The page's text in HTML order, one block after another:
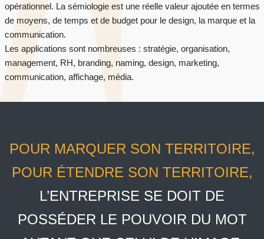
opérationnel. La sémiologie est une réelle valeur ajoutée en termes
de moyens, de temps et de budget pour le design, la marque et la
communication.
Les applications sont nombreuses : stratégie, organisation,
management, RH, branding, naming, design, marketing,
communication, affichage, média.
POUR MARQUER SON TERRITOIRE,
POUR ÉTENDRE SON TERRITOIRE,
L’ENTREPRISE SE DOIT DE
POSSÉDER LE POUVOIR DU MOT